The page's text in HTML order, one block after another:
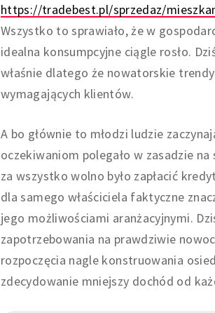
https://tradebest.pl/sprzedaz/
Wszystko to sprawiało, że w
idealna konsumpcyjne ciągle rosło.
właśnie dlatego że nowatorskie
wymagających klientów.
A bo głównie to młodzi ludzie
oczekiwaniom polegało w zasadzie
za wszystko wolno było zapłacić
dla samego właściciela faktyczne
jego możliwościami aranżacyjnymi.
zapotrzebowania na prawdziwie
rozpoczęcia nagle konstruowania
zdecydowanie mniejszy dochód od